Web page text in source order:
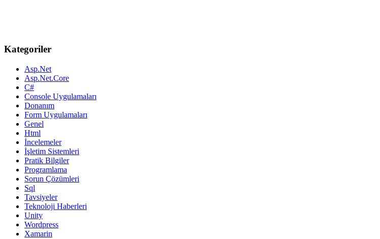
Kategoriler
Asp.Net
Asp.Net.Core
C#
Console Uygulamaları
Donanım
Form Uygulamaları
Genel
Html
İncelemeler
İşletim Sistemleri
Pratik Bilgiler
Programlama
Sorun Çözümleri
Sql
Tavsiyeler
Teknoloji Haberleri
Unity
Wordpress
Xamarin